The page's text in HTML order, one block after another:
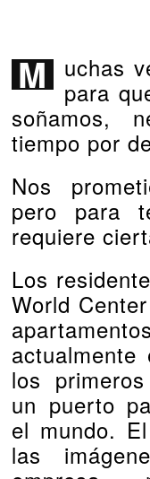
Muchas veces no pensamos que para
soñamos,
tiempo por
Nos
pero para
requiere
Los
World
actualmente
los
un puerto
el mundo.
las